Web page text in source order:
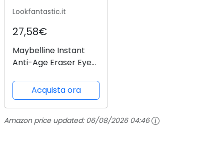
Lookfantastic.it
27,58€
Maybelline Instant
Anti-Age Eraser Eye
ExclusiveAcquista ora
Amazon price updated: 06/08/2026 04:46